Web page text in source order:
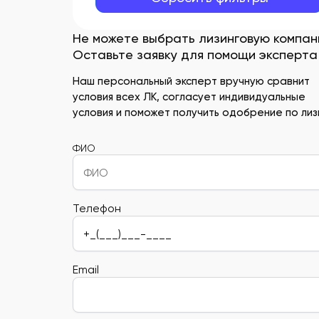
Не можете выбрать лизинговую
Оставьте заявку для помощи эксперта
Наш персональный эксперт вручную сравнит
условия всех ЛК, согласует индивидуальные
условия и поможет получить одобрение по
ФИО
Телефон
Email